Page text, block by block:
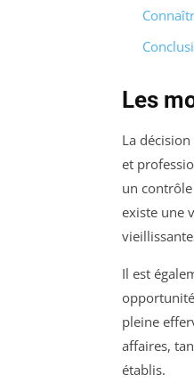
Les
La décision
et
un
existe une
Il est
pleine
affaires,
établis.